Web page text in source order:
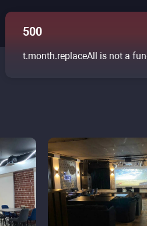
500
t.month.replaceAll is not a